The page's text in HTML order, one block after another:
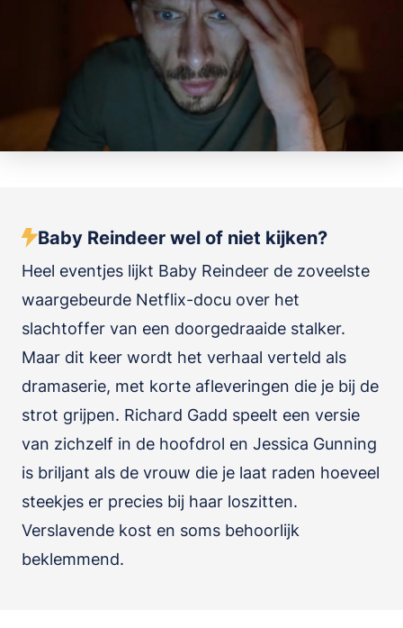
Baby Reindeer wel of niet kijken?
Heel eventjes lijkt Baby Reindeer de zoveelste
waargebeurde Netflix-docu over het
slachtoffer van een doorgedraaide stalker.
Maar dit keer wordt het verhaal verteld als
dramaserie, met korte afleveringen die je bij de
strot grijpen. Richard Gadd speelt een versie
van zichzelf in de hoofdrol en Jessica Gunning
is briljant als de vrouw die je laat raden hoeveel
steekjes er precies bij haar loszitten.
Verslavende kost en soms behoorlijk
beklemmend.